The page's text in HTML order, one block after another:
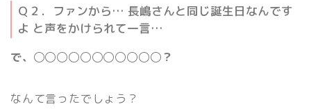
Ｑ２．ファンから… 長嶋さんと同じ誕生日なんです
よ と声をかけられて一言…
で、 ◯◯◯◯◯◯◯◯◯◯◯？
なんて言ったでしょう？